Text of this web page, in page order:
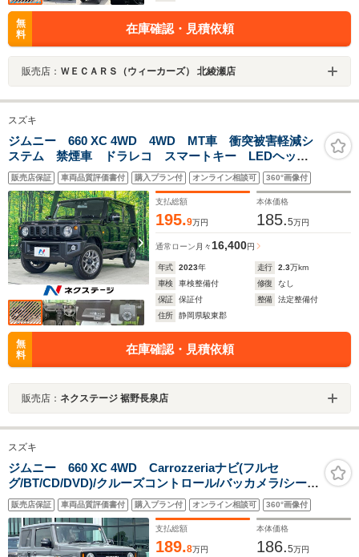
無
料
在庫確認・見積依頼
販売店： ＷＥＣＡＲＳ（ウィーカーズ） 北綾瀬店
スズキ
ジムニー 660 XC 4WD 4WD MT車 衝突被害軽減シ
ステム 禁煙車 ドラレコ スマートキー LEDヘッ
ド ETC クルコン 純正16インチアルミ 車線逸脱警
報 オートライト オートエアコン
販売店保証 車両品質評価書付 購入プラン付 オンライン相談可 360°画像付
支払総額
195.9万円
本体価格
185.5万円
通常ローン 月々 16,400円
年式 2023年 走行 2.3万km
車検
車検整備付 修復
なし
保証
保証付 整備
法定整備付
住所
静岡県駿東郡
無
料
在庫確認・見積依頼
販売店： ネクステージ 裾野長泉店
スズキ
ジムニー 660 XC 4WD Carrozzeriaナビ(フルセ
グ/BT/CD/DVD)/クルーズコントロール/バッカメラ/シート
ヒーター/衝突軽減/レーンキープ/レザー調シートカバー/
ヘッドライトウォッシャー/ETC/社外AW
販売店保証 車両品質評価書付 購入プラン付 オンライン相談可 360°画像付
支払総額
189.8万円
本体価格
186.5万円